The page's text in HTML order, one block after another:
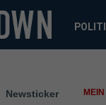
Newsticker